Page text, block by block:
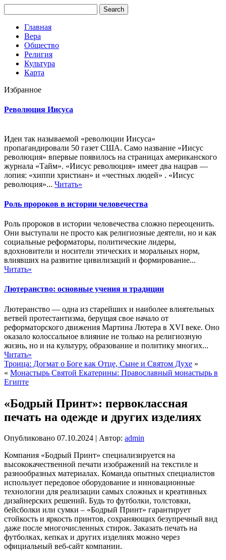
Главная
Вера
Общество
Религия
Культура
Карта
Избранное
Революция Иисуса
Идеи так называемой «революции Иисуса»
пропагандировали 50 газет США. Само название «Иисус
революция» впервые появилось на страницах американского
журнала «Тайм». «Иисус революция» имеет два нацрав —
лопия: «хиппи христиан» и «честных людей» . «Иисус
революция»... Читать»
Роль пророков в истории человечества
Роль пророков в истории человечества сложно переоценить.
Они выступали не просто как религиозные деятели, но и как
социальные реформаторы, политические лидеры,
вдохновители и носители этических и моральных норм,
влиявших на развитие цивилизаций и формирование...
Читать»
Лютеранство: основные учения и традиции
Лютеранство — одна из старейших и наиболее влиятельных
ветвей протестантизма, берущая свое начало от
реформаторского движения Мартина Лютера в XVI веке. Оно
оказало колоссальное влияние не только на религиозную
жизнь, но и на культуру, образование и политику многих...
Читать»
Троица: Догмат о Боге как Отце, Сыне и Святом Духе »
« Монастырь Святой Екатерины: Православный монастырь в
Египте
«Бодрый Принт»: первоклассная
печать на одежде и других изделиях
Опубликовано 07.10.2024 | Автор: admin
Компания «Бодрый Принт» специализируется на
высококачественной печати изображений на текстиле и
разнообразных материалах. Команда опытных специалистов
использует передовое оборудование и инновационные
технологии для реализации самых сложных и креативных
дизайнерских решений. Будь то футболки, толстовки,
бейсболки или сумки – «Бодрый Принт» гарантирует
стойкость и яркость принтов, сохраняющих безупречный вид
даже после многочисленных стирок. Заказать печать на
футболках, кепках и других изделиях можно через
официальный веб-сайт компании.